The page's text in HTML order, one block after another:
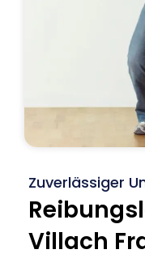
Zuverlässiger
Villach